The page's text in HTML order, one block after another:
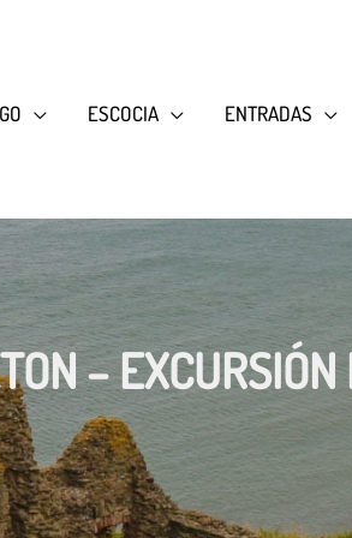
ESCOCIA ENTRADAS
– EXCURSIÓN